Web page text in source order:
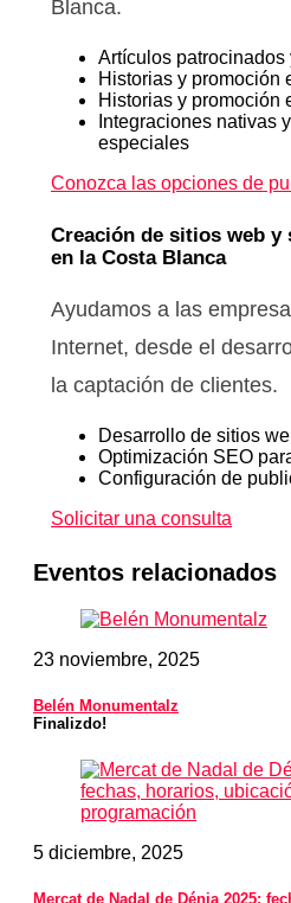
Blanca.
Artículos patrocinados
Historias y promoción
Historias y promoción
Integraciones nativas
especiales
Conozca las opciones de
Creación de sitios web y
en la Costa Blanca
Ayudamos a las
Internet, desde el
la captación de clientes.
Desarrollo de sitios
Optimización SEO
Configuración de
Solicitar una consulta
Eventos relacionados
23 noviembre, 2025
Belén Monumentalz
Finalizdo!
5 diciembre, 2025
Mercat de Nadal de Dénia 2025: